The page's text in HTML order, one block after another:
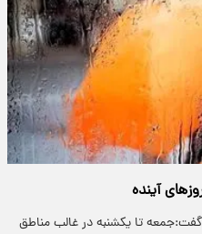
آینده
تا یکشنبه در غالب مناطق